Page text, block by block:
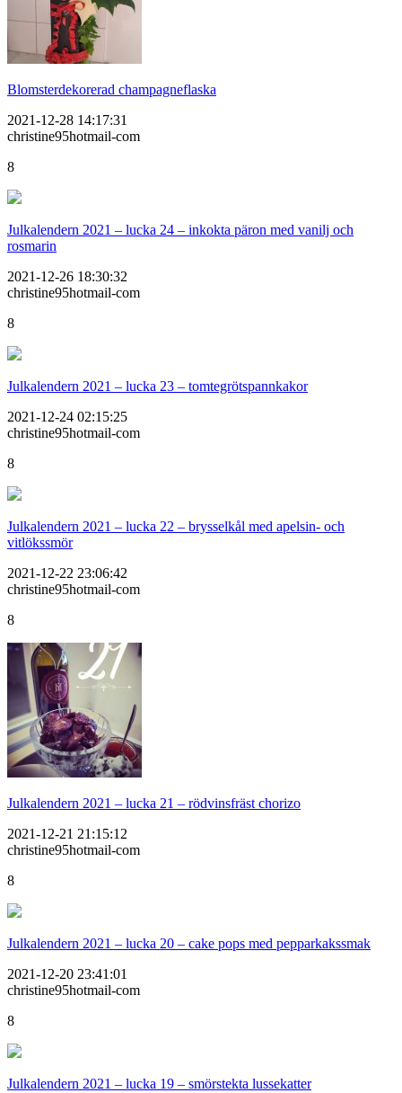
Blomsterdekorerad champagneflaska
2021-12-28 14:17:31
christine95hotmail-com
8
Julkalendern 2021 – lucka 24 – inkokta päron med vanilj och
rosmarin
2021-12-26 18:30:32
christine95hotmail-com
8
Julkalendern 2021 – lucka 23 – tomtegrötspannkakor
2021-12-24 02:15:25
christine95hotmail-com
8
Julkalendern 2021 – lucka 22 – brysselkål med apelsin- och
vitlökssmör
2021-12-22 23:06:42
christine95hotmail-com
8
Julkalendern 2021 – lucka 21 – rödvinsfräst chorizo
2021-12-21 21:15:12
christine95hotmail-com
8
Julkalendern 2021 – lucka 20 – cake pops med pepparkakssmak
2021-12-20 23:41:01
christine95hotmail-com
8
Julkalendern 2021 – lucka 19 – smörstekta lussekatter